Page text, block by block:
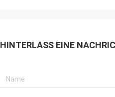
HINTERLASS EINE